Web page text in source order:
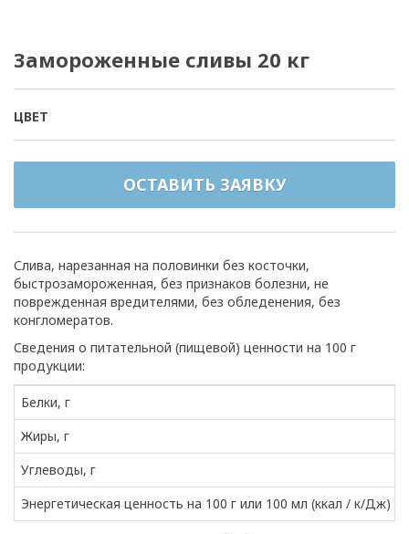
Замороженные сливы 20 кг
ЦВЕТ
ОСТАВИТЬ ЗАЯВКУ
Слива, нарезанная на половинки без косточки,
быстрозамороженная, без признаков болезни, не
поврежденная вредителями, без обледенения, без
конгломератов.
Сведения о питательной (пищевой) ценности на 100 г
продукции:
Белки, г
Жиры, г
Углеводы, г
Энергетическая ценность на 100 г или 100 мл (ккал / к/Дж)